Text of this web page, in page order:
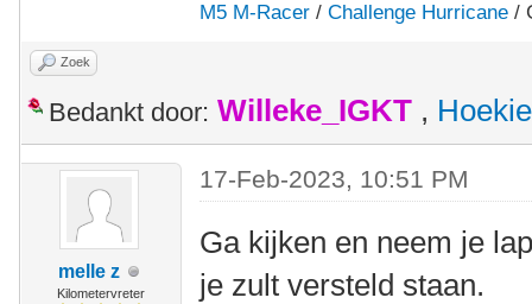
M5 M-Racer /Challenge Hurricane /
Zoek
Bedankt door: Willeke_IGKT , Hoekie
melle z
Kilometervreter
17-Feb-2023, 10:51 PM
Ga kijken en neem je
je zult versteld staan.